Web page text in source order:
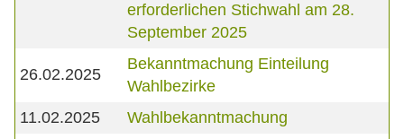
erforderlichen Stichwahl am 28.
September 2025
26.02.2025
Bekanntmachung Einteilung
Wahlbezirke
11.02.2025
Wahlbekanntmachung